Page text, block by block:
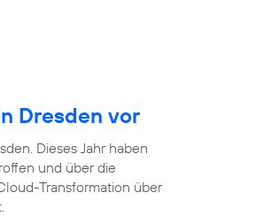
Dresden vor
Dieses Jahr haben
und über die
Transformation über